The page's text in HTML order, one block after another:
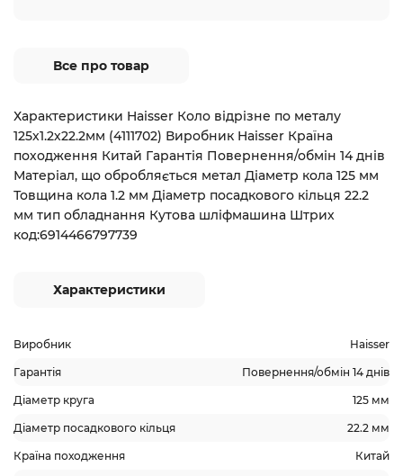
Все про товар
Характеристики Haisser Коло відрізне по металу
125х1.2х22.2мм (4111702) Виробник Haisser Країна
походження Китай Гарантія Повернення/обмін 14 днів
Матеріал, що обробляється метал Діаметр кола 125 мм
Товщина кола 1.2 мм Діаметр посадкового кільця 22.2
мм тип обладнання Кутова шліфмашина Штрих
код:6914466797739
Характеристики
Виробник Haisser
Гарантія Повернення/обмін 14 днів
Діаметр круга 125 мм
Діаметр посадкового кільця 22.2 мм
Країна походження Китай